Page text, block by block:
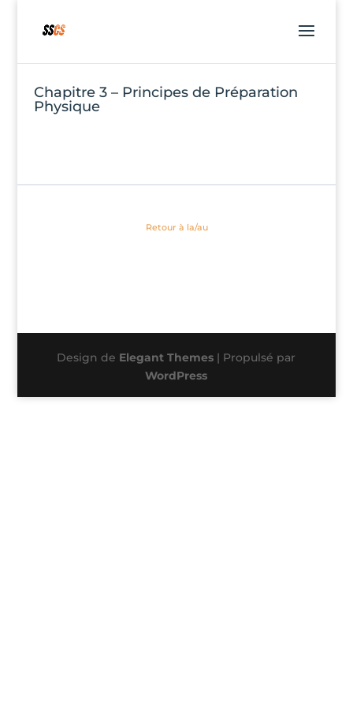
Chapitre 3 – Principes de Préparation
Physique
Retour à la/au
Design de Elegant Themes | Propulsé par
WordPress